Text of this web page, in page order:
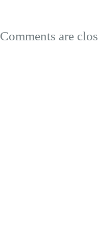
Comments are